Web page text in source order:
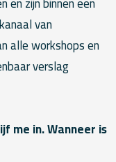
van
alle workshops en
verslag
me in. Wanneer is